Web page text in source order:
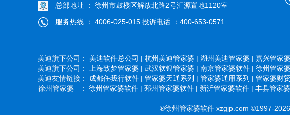
总部地址 ： 徐州市鼓楼区解放北路2号汇源置地1120室
服务热线 ： 4006-025-015 投诉电话 ：400-653-0571
美迪旗下公司： 美迪软件总公司 | 杭州美迪管家婆 | 湖州美迪管家婆 | 嘉兴管家
美迪旗下公司： 上海致梦管家婆 | 武汉软银管家婆 | 南京管家婆软件 | 徐州管家
美迪友情链接： 成都任我行软件 | 管家婆天通系列 | 管家婆通用系列 | 管家婆财
徐州管家婆 ： 徐州管家婆软件 | 邳州管家婆软件 | 新沂管家婆软件 | 丰县管家
®徐州管家婆软件 xzgjp.com ©1997-